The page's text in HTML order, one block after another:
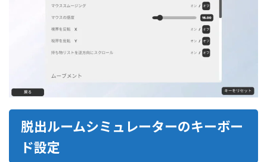
脱出ルームシミュレーターのキーボー
ド設定